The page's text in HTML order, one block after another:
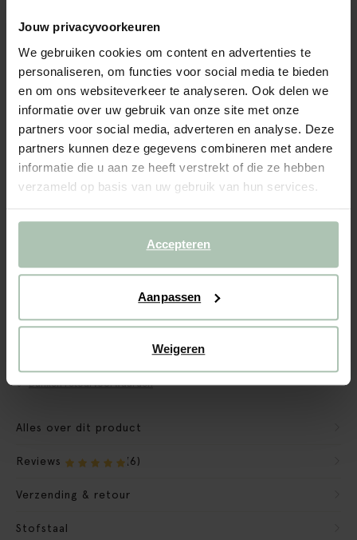
Jouw privacyvoorkeuren
We gebruiken cookies om content en advertenties te
personaliseren, om functies voor social media te bieden
en om ons websiteverkeer te analyseren. Ook delen we
informatie over uw gebruik van onze site met onze
partners voor social media, adverteren en analyse. Deze
partners kunnen deze gegevens combineren met andere
informatie die u aan ze heeft verstrekt of die ze hebben
verzameld op basis van uw gebruik van hun services.
Accepteren
Aanpassen
Weigeren
Deze mooie hocker vormt dé perfecte toevoeging aan de Sir
chaise longue. De stof is gemaakt van een mix van polyester en
nylon, wat zorgt voor een rustieke uitstraling...Lees meer
1 Model
VOEG TOE AAN WINKELMAND479.00€
Verpakkingsmateriaal nemen we mee
Banken retourvoorwaarden
Alles over dit product
Reviews (6)
Verzending & retour
Stofstaal